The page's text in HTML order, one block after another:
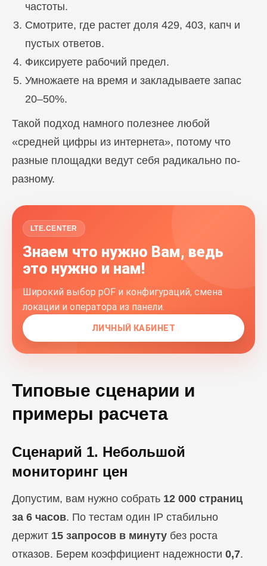
частоты.
Смотрите, где растет доля 429, 403, капч и
пустых ответов.
Фиксируете рабочий предел.
Умножаете на время и закладываете запас
20–50%.
Такой подход намного полезнее любой
«средней цифры из интернета», потому что
разные площадки ведут себя радикально по-
разному.
LTE.CENTER
Знаем что нужно Вам, ведь
это нужно и нам!
Широкий выбор pOF и конфигураций, смена
локации и оператора из панели.
ЛИЧНЫЙ КАБИНЕТ
Типовые сценарии и
примеры расчета
Сценарий 1. Небольшой
мониторинг цен
Допустим, вам нужно собрать 12 000 страниц
за 6 часов. По тестам один IP стабильно
держит 15 запросов в минуту без роста
отказов. Берем коэффициент надежности 0,7.